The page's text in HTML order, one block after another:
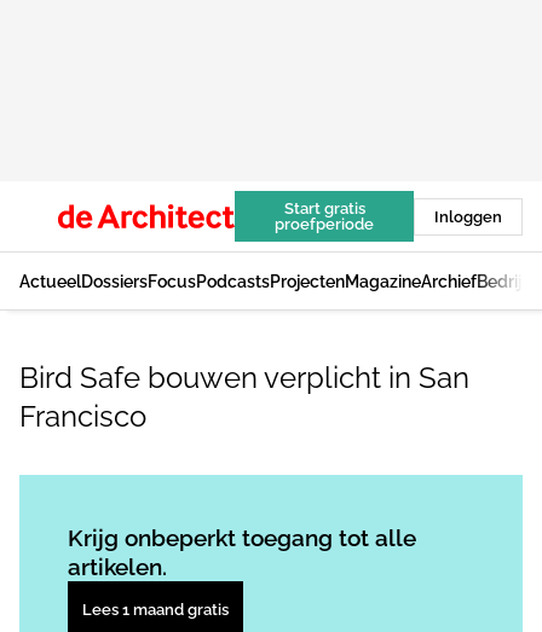
Start gratis
proefperiode
Inloggen
ActueelDossiersFocusPodcastsProjectenMagazineArchief
Bird Safe bouwen verplicht in San
Francisco
Krijg onbeperkt toegang tot alle
artikelen.
Lees 1 maand gratis